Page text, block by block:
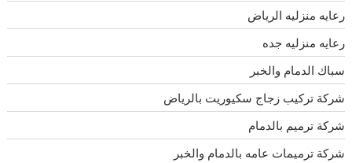
رعايه منزليه الرياض
رعايه منزليه جده
سباك الدمام والخبر
شركة تركيب زجاج سكيوريت بالرياض
شركة ترميم بالدمام
شركة ترميمات عامه بالدمام والخبر